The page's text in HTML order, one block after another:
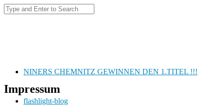
NINERS CHEMNITZ GEWINNEN DEN 1.TITEL !!!
flashlight-blog
Impressum